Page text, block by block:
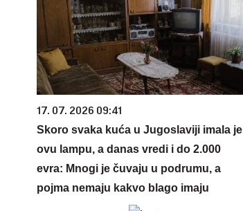
17. 07. 2026 09:41
Skoro svaka kuća u Jugoslaviji imala je
ovu lampu, a danas vredi i do 2.000
evra: Mnogi je čuvaju u podrumu, a
pojma nemaju kakvo blago imaju